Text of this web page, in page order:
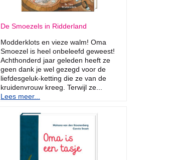
De Smoezels in Ridderland
Modderklots en vieze walm! Oma
Smoezel is heel onbeleefd geweest!
Achthonderd jaar geleden heeft ze
geen dank je wel gezegd voor de
liefdesgeluk-ketting die ze van de
kruidenvrouw kreeg. Terwijl ze...
Lees meer...